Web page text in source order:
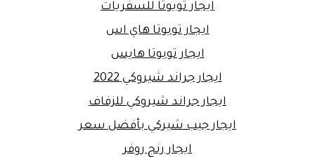
ايجار تويوتا للسفريات
ايجار تويوتا هاي اس
ايجار تويوتا هايس
ايجار جراند شيروكي 2022
ايجار جراند شيروكي للزفاف
ايجار جيب شيركي بأفضل سعر
ايجار رنج روفر